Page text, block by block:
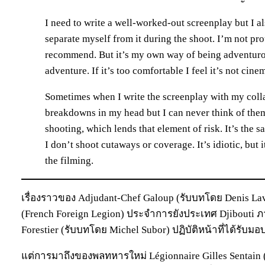
I need to write a well-worked-out screenplay but I
separate myself from it during the shoot. I’m not
recommend. But it’s my own way of being
adventure. If it’s too comfortable I feel it’s not
Sometimes when I write the screenplay with my
breakdowns in my head but I can never think of
shooting, which lends that element of risk. It’s the
I don’t shoot cutaways or coverage. It’s idiotic,
the filming.
เรื่องราวของ Adjudant-Chef Galoup (รับบทโดย Denis
(French Foreign Legion) ประจำการยังประเทศ Djibouti
Forestier (รับบทโดย Michel Subor) ปฏิบัติหน้าที่ได้รับมอ
แต่การมาถึงของพลทหารใหม่ Légionnaire Gilles